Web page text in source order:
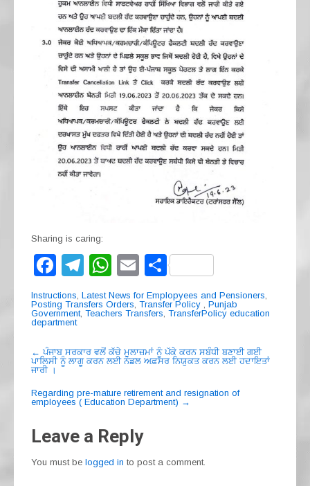
Sharing is caring:
F
a
c
e
b
o
T
el
e
a
W
h
at
A
p
E
m
ail
S
h
ar
Instructions, Latest News for Emplopyees and Pensioners,
Posting Transfers Orders, Transfer Policy , Punjab
Government, Teachers Transfers, TransferPolicy education
department
Post
navigation
← ਪੰਜਾਬ ਸਰਕਾਰ ਵਲੋਂ ਕੱਚੇ ਮੁਲਾਜ਼ਮਾਂ ਨੂੰ ਪੱਕੇ ਕਰਨ ਸਬੰਧੀ ਬਣਾਈ ਗਈ
ਪਾਲਿਸੀ ਨੂੰ ਲਾਗੂ ਕਰਨ ਲਈ ਨੋਡਲ ਅਫ਼ਸਰ ਨਿਯੁਕਤ ਕਰਨ ਲਈ ਹਦਾਇਤਾਂ
ਜਾਰੀ ।
Regarding pre-mature retirement and resignation of
employees ( Education Department) →
Leave a Reply
You must be logged in to post a comment.